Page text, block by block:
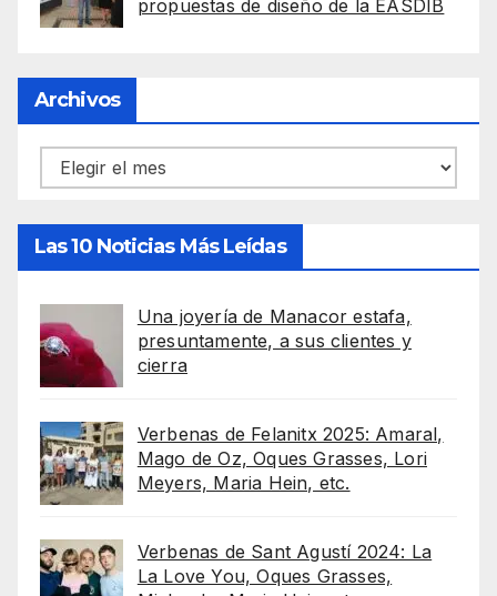
propuestas de diseño de la EASDIB
Archivos
Archivos
Las 10 Noticias Más Leídas
Una joyería de Manacor estafa,
presuntamente, a sus clientes y
cierra
Verbenas de Felanitx 2025: Amaral,
Mago de Oz, Oques Grasses, Lori
Meyers, Maria Hein, etc.
Verbenas de Sant Agustí 2024: La
La Love You, Oques Grasses,